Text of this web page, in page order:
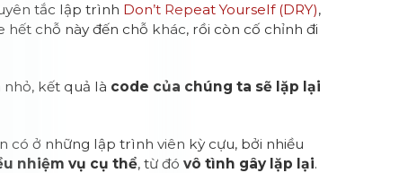
tắc lập trình Don’t Repeat Yourself (DRY),
hết chỗ này đến chỗ khác, rồi còn cố chỉnh đi
kết quả là code của chúng ta sẽ lặp lại
có ở những lập trình viên kỳ cựu, bởi nhiều
nhiệm vụ cụ thể, từ đóvô tình gây lặp lại.